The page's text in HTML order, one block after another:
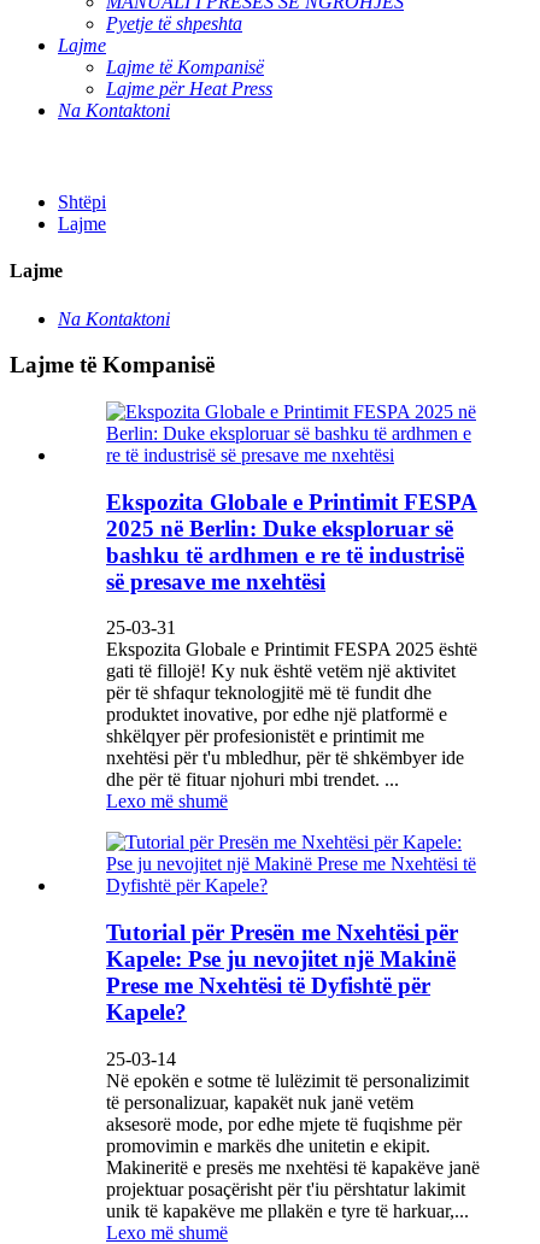
Pyetje të shpeshta
Lajme
Lajme të Kompanisë
Lajme për Heat Press
Na Kontaktoni
Shtëpi
Lajme
Lajme
Na Kontaktoni
Lajme të Kompanisë
Ekspozita Globale e Printimit FESPA
2025 në Berlin: Duke eksploruar së
bashku të ardhmen e re të industrisë
së presave me nxehtësi
25-03-31
Ekspozita Globale e Printimit FESPA 2025 është
gati të fillojë! Ky nuk është vetëm një aktivitet
për të shfaqur teknologjitë më të fundit dhe
produktet inovative, por edhe një platformë e
shkëlqyer për profesionistët e printimit me
nxehtësi për t'u mbledhur, për të shkëmbyer ide
dhe për të fituar njohuri mbi trendet. ...
Lexo më shumë
Tutorial për Presën me Nxehtësi për
Kapele: Pse ju nevojitet një Makinë
Prese me Nxehtësi të Dyfishtë për
Kapele?
25-03-14
Në epokën e sotme të lulëzimit të personalizimit
të personalizuar, kapakët nuk janë vetëm
aksesorë mode, por edhe mjete të fuqishme për
promovimin e markës dhe unitetin e ekipit.
Makineritë e presës me nxehtësi të kapakëve janë
projektuar posaçërisht për t'iu përshtatur lakimit
unik të kapakëve me pllakën e tyre të harkuar,...
Lexo më shumë